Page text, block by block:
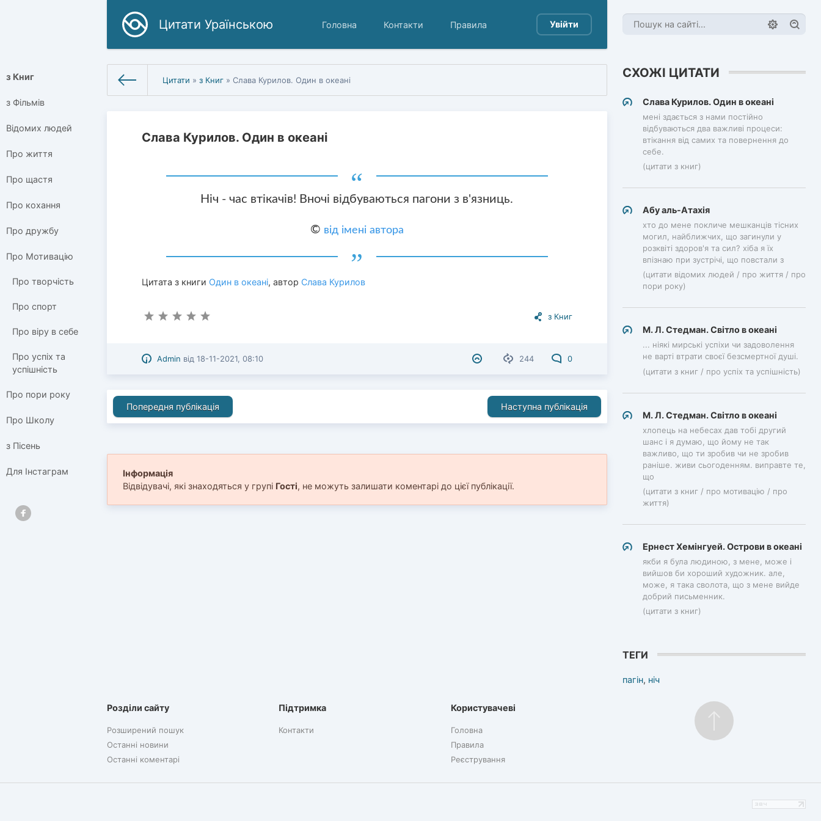
Цитати Ураїнською Головна Контакти Правила Увійти
з Книг
з Фільмів
Відомих людей
Про життя
Про щастя
Про кохання
Про дружбу
Про Мотивацію
Про творчість
Про спорт
Про віру в себе
Про успіх та
успішність
Про пори року
Про Школу
з Пісень
Для Інстаграм
Цитати »з Книг » Слава Курилов. Один в океані
Слава Курилов. Один в океані
Ніч - час втікачів! Вночі відбуваються пагони з в'язниць.
© від імені автора
Цитата з книги Один в океані, автор Слава Курилов
з Книг
244 0
Admin від18-11-2021, 08:10
СХОЖІ ЦИТАТИ
Слава Курилов. Один в океані
мені здається з нами постійно
відбуваються два важливі процеси:
втікання від самих та повернення до
себе.
(цитати з книг)
Абу аль-Атахія
хто до мене покличе мешканців тісних
могил, найближчих, що загинули у
розквіті здоров'я та сил? хіба я їх
впізнаю при зустрічі, що повстали з
(цитати відомих людей / про життя / про
пори року)
М. Л. Стедман. Світло в океані
... ніякі мирські успіхи чи задоволення
не варті втрати своєї безсмертної душі.
(цитати з книг / про успіх та успішність)
М. Л. Стедман. Світло в океані
хлопець на небесах дав тобі другий
шанс і я думаю, що йому не так
важливо, що ти зробив чи не зробив
раніше. живи сьогоденням. виправте те,
що
(цитати з книг / про мотивацію / про
життя)
Ернест Хемінгуей. Острови в океані
якби я була людиною, з мене, може і
вийшов би хороший художник. але,
може, я така сволота, що з мене вийде
добрий письменник.
(цитати з книг)
ТЕГИ
пагін, ніч
Попередня публікація Наступна публікація
Інформація
Відвідувачі, які знаходяться у групі Гості, не можуть залишати коментарі до цієї публікації.
Розділи сайту
Розширений пошук
Останні новини
Останні коментарі
Підтримка
Контакти
Користувачеві
Головна
Правила
Реєстрування